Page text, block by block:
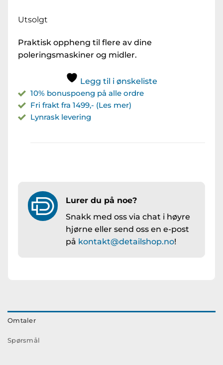
Utsolgt
Praktisk oppheng til flere av dine
poleringsmaskiner og midler.
Legg til i ønskeliste
10% bonuspoeng på alle ordre
Fri frakt fra 1499,- (Les mer)
Lynrask levering
Lurer du på noe?
Snakk med oss via chat i høyre
hjørne eller send oss en e-post
på kontakt@detailshop.no!
Omtaler
Spørsmål